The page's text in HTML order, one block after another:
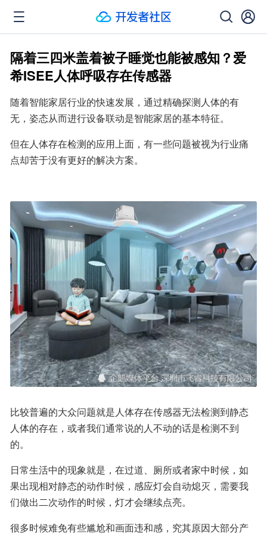
隔着三四米盖着被子睡觉也能被感知？爱
希ISEE人体呼吸存在传感器
随着智能家居行业的快速发展，通过精确探测人体的有
无，姿态从而进行设备联动是智能家居的基本特征。
但在人体存在检测的应用上面，有一些问题被视为行业痛
点却苦于没有更好的解决方案。
比较普遍的大众问题就是人体存在传感器无法检测到静态
人体的存在，或者我们通常说的人不动的话是检测不到
的。
日常生活中的现象就是，在过道、厕所或者家中时候，如
果出现相对静态的动作时候，感应灯会自动熄灭，需要我
们做出二次动作的时候，灯才会继续点亮。
很多时候难免有些尴尬和画面违和感，究其原因大部分产